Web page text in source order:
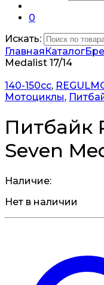
0
Искать:
ГлавнаяКаталог
Medalist 17/14
140-150сс,
Мотоциклы,
Питбайк
Seven
Наличие:
Нет в наличии